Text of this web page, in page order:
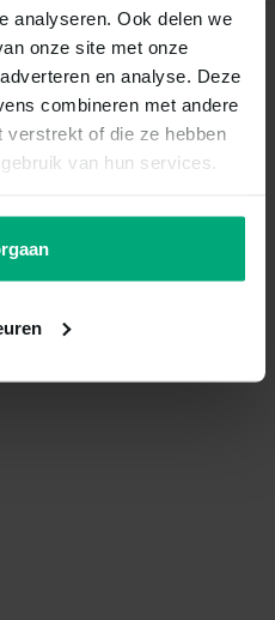
analyseren. Ook delen we
onze site met onze
en analyse. Deze
combineren met andere
verstrekt of die ze hebben
van hun services.